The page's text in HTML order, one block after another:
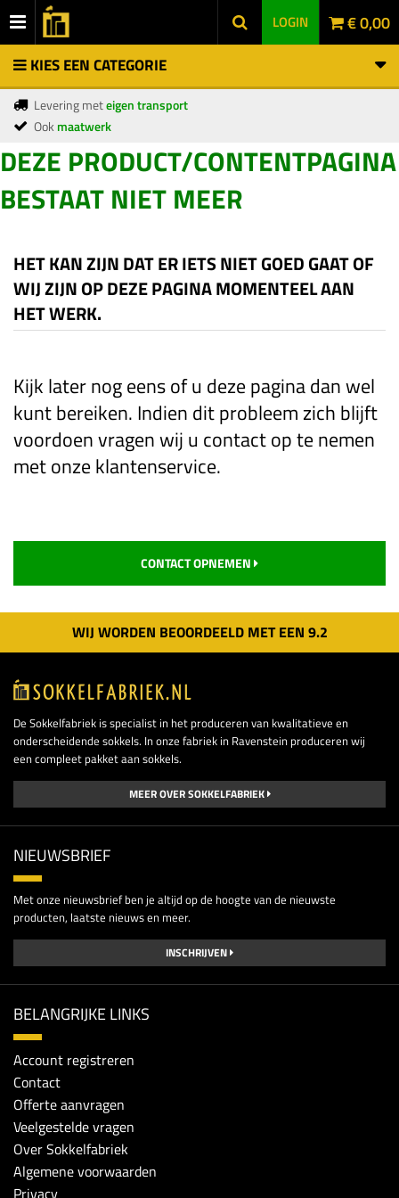
LOGIN € 0,00
KIES EEN CATEGORIE
Levering meteigen transport
Ookmaatwerk
DEZE PRODUCT/CONTENTPAGINA
BESTAAT NIET MEER
HET KAN ZIJN DAT ER IETS NIET GOED GAAT OF
WIJ ZIJN OP DEZE PAGINA MOMENTEEL AAN
HET WERK.
Kijk later nog eens of u deze pagina dan wel
kunt bereiken. Indien dit probleem zich blijft
voordoen vragen wij u contact op te nemen
met onze klantenservice.
CONTACT OPNEMEN
WIJ WORDEN BEOORDEELD MET EEN 9.2
De Sokkelfabriek is specialist in het produceren van kwalitatieve en
onderscheidende sokkels. In onze fabriek in Ravenstein produceren wij
een compleet pakket aan sokkels.
MEER OVER SOKKELFABRIEK
NIEUWSBRIEF
Met onze nieuwsbrief ben je altijd op de hoogte van de nieuwste
producten, laatste nieuws en meer.
INSCHRIJVEN
BELANGRIJKE LINKS
Account registreren
Contact
Offerte aanvragen
Veelgestelde vragen
Over Sokkelfabriek
Algemene voorwaarden
Privacy